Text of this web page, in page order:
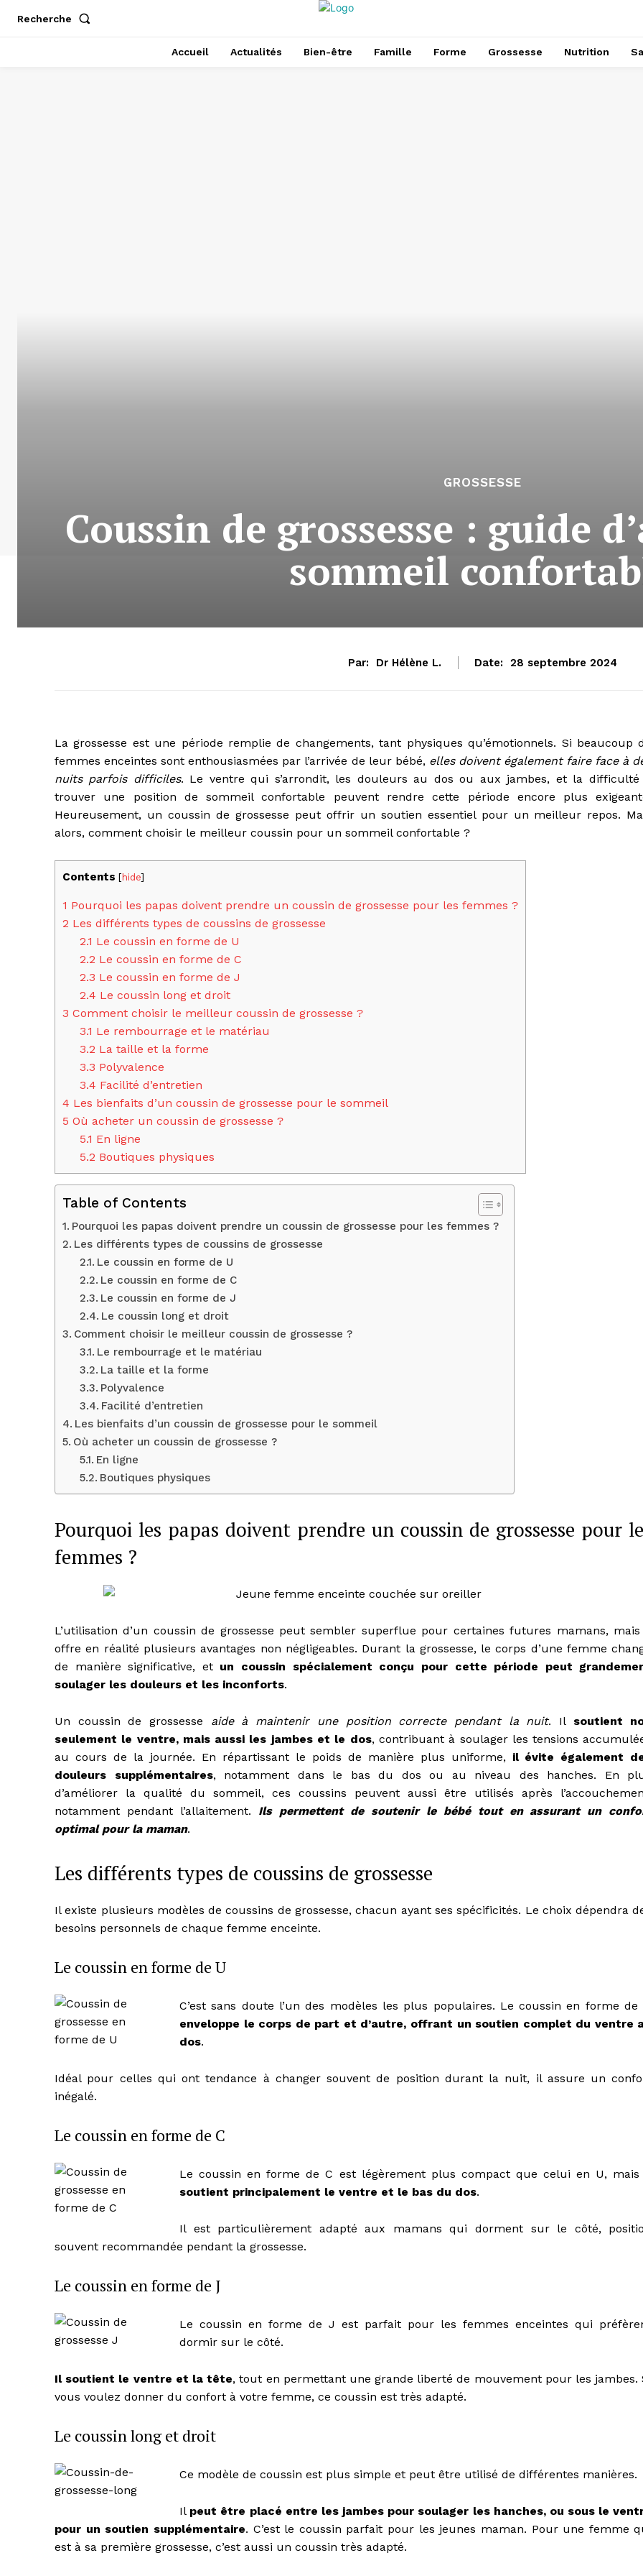
Recherche
Accueil Actualités Bien-être Famille Forme Grossesse Nutrition
GROSSESSE
Coussin de grossesse : guide
sommeil
Par: Dr Hélène L. Date: 28 septembre 2024
La grossesse est une période remplie de changements, tant physiques qu’émotionnels. Si beaucoup
femmes enceintes sont enthousiasmées par l’arrivée de leur bébé, elles doivent également faire face à
nuits parfois difficiles. Le ventre qui s’arrondit, les douleurs au dos ou aux jambes, et la difficulté
trouver une position de sommeil confortable peuvent rendre cette période encore plus
Heureusement, un coussin de grossesse peut offrir un soutien essentiel pour un meilleur repos.
alors, comment choisir le meilleur coussin pour un sommeil confortable ?
Contents [hide]
1 Pourquoi les papas doivent prendre un coussin de grossesse pour les femmes ?
2 Les différents types de coussins de grossesse
2.1 Le coussin en forme de U
2.2 Le coussin en forme de C
2.3 Le coussin en forme de J
2.4 Le coussin long et droit
3 Comment choisir le meilleur coussin de grossesse ?
3.1 Le rembourrage et le matériau
3.2 La taille et la forme
3.3 Polyvalence
3.4 Facilité d’entretien
4 Les bienfaits d’un coussin de grossesse pour le sommeil
5 Où acheter un coussin de grossesse ?
5.1 En ligne
5.2 Boutiques physiques
Table of Contents
Pourquoi les papas doivent prendre un coussin de grossesse pour les femmes ?
Les différents types de coussins de grossesse
Le coussin en forme de U
Le coussin en forme de C
Le coussin en forme de J
Le coussin long et droit
Comment choisir le meilleur coussin de grossesse ?
Le rembourrage et le matériau
La taille et la forme
Polyvalence
Facilité d’entretien
Les bienfaits d’un coussin de grossesse pour le sommeil
Où acheter un coussin de grossesse ?
En ligne
Boutiques physiques
Pourquoi les papas doivent prendre un coussin de grossesse pour
femmes ?
L’utilisation d’un coussin de grossesse peut sembler superflue pour certaines futures mamans,
offre en réalité plusieurs avantages non négligeables. Durant la grossesse, le corps d’une femme
de manière significative, et un coussin spécialement conçu pour cette période peut
soulager les douleurs et les inconforts.
Un coussin de grossesse aide à maintenir une position correcte pendant la nuit. Il soutient
seulement le ventre, mais aussi les jambes et le dos, contribuant à soulager les tensions
au cours de la journée. En répartissant le poids de manière plus uniforme, il évite également
douleurs supplémentaires, notamment dans le bas du dos ou au niveau des hanches. En
d’améliorer la qualité du sommeil, ces coussins peuvent aussi être utilisés après
notamment pendant l’allaitement. Ils permettent de soutenir le bébé tout en assurant un
optimal pour la maman.
Les différents types de coussins de grossesse
Il existe plusieurs modèles de coussins de grossesse, chacun ayant ses spécificités. Le choix dépendra
besoins personnels de chaque femme enceinte.
Le coussin en forme de U
C’est sans doute l’un des modèles les plus populaires. Le coussin en forme de
enveloppe le corps de part et d’autre, offrant un soutien complet du ventre
dos.
Idéal pour celles qui ont tendance à changer souvent de position durant la nuit, il assure un
inégalé.
Le coussin en forme de C
Le coussin en forme de C est légèrement plus compact que celui en U, mais
soutient principalement le ventre et le bas du dos.
Il est particulièrement adapté aux mamans qui dorment sur le côté,
souvent recommandée pendant la grossesse.
Le coussin en forme de J
Le coussin en forme de J est parfait pour les femmes enceintes qui
dormir sur le côté.
Il soutient le ventre et la tête, tout en permettant une grande liberté de mouvement pour les jambes.
vous voulez donner du confort à votre femme, ce coussin est très adapté.
Le coussin long et droit
Ce modèle de coussin est plus simple et peut être utilisé de différentes manières.
Il peut être placé entre les jambes pour soulager les hanches, ou sous le
pour un soutien supplémentaire. C’est le coussin parfait pour les jeunes maman. Pour une femme
est à sa première grossesse, c’est aussi un coussin très adapté.